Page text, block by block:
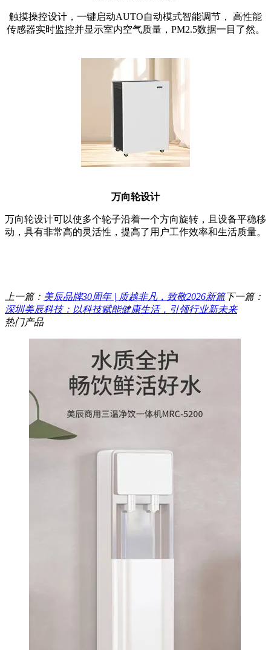
触摸操控设计，一键启动AUTO自动模式智能调节， 高性能
传感器实时监控并显示室内空气质量，PM2.5数据一目了然。
万向轮设计
万向轮设计可以使多个轮子沿着一个方向旋转，且设备平稳移
动，具有非常高的灵活性，提高了用户工作效率和生活质量。
上一篇： 美辰品牌30周年 | 质越非凡，致敬2026新篇下一篇：
深圳美辰科技：以科技赋能健康生活，引领行业新未来
热门产品